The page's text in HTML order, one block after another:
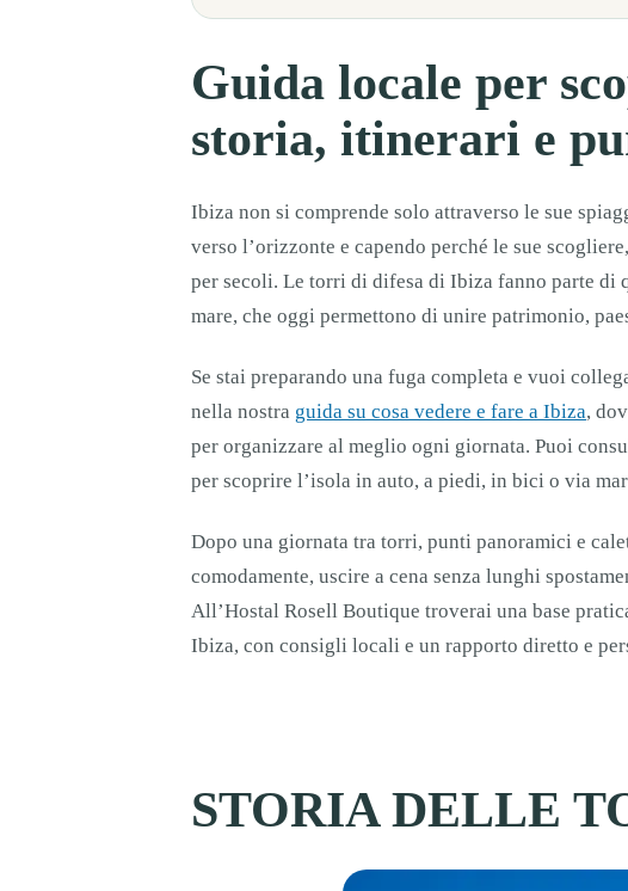
Guida locale per
storia, itinerari e
Ibiza non si comprende solo attraverso le sue
verso l’orizzonte e capendo perché le sue
per secoli. Le torri di difesa di Ibiza fanno parte
mare, che oggi permettono di unire patrimonio,
Se stai preparando una fuga completa e vuoi
nella nostra guida su cosa vedere e fare a Ibiza,
per organizzare al meglio ogni giornata. Puoi
per scoprire l’isola in auto, a piedi, in bici o via
Dopo una giornata tra torri, punti panoramici e
comodamente, uscire a cena senza lunghi
All’Hostal Rosell Boutique troverai una base
Ibiza, con consigli locali e un rapporto diretto e
STORIA DELLE